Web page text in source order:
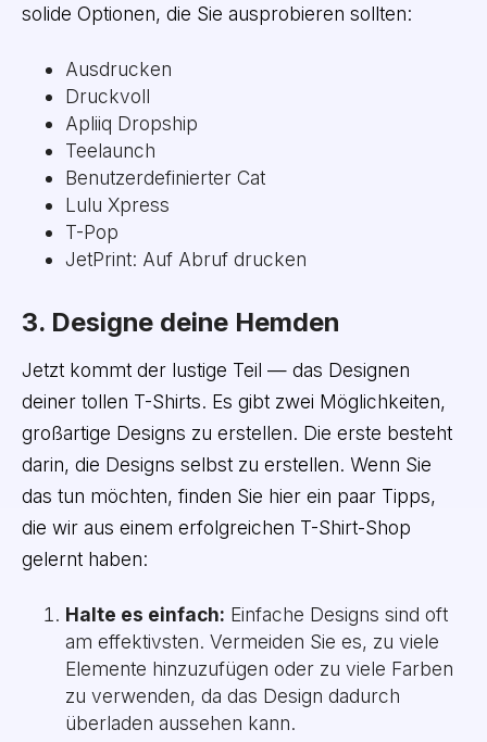
solide Optionen, die Sie ausprobieren sollten:
Ausdrucken
Druckvoll
Apliiq Dropship
Teelaunch
Benutzerdefinierter Cat
Lulu Xpress
T-Pop
JetPrint: Auf Abruf drucken
3. Designe deine Hemden
Jetzt kommt der lustige Teil — das Designen
deiner tollen T-Shirts. Es gibt zwei Möglichkeiten,
großartige Designs zu erstellen. Die erste besteht
darin, die Designs selbst zu erstellen. Wenn Sie
das tun möchten, finden Sie hier ein paar Tipps,
die wir aus einem erfolgreichen T-Shirt-Shop
gelernt haben:
Halte es einfach: Einfache Designs sind oft
am effektivsten. Vermeiden Sie es, zu viele
Elemente hinzuzufügen oder zu viele Farben
zu verwenden, da das Design dadurch
überladen aussehen kann.